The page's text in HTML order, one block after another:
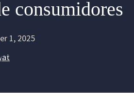
consumidores
1, 2025